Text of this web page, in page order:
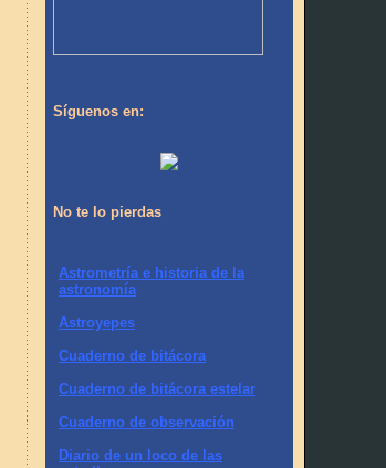
Síguenos en:
No te lo pierdas
Astrometría e historia de la
astronomía
Astroyepes
Cuaderno de bitácora
Cuaderno de bitácora estelar
Cuaderno de observación
Diario de un loco de las